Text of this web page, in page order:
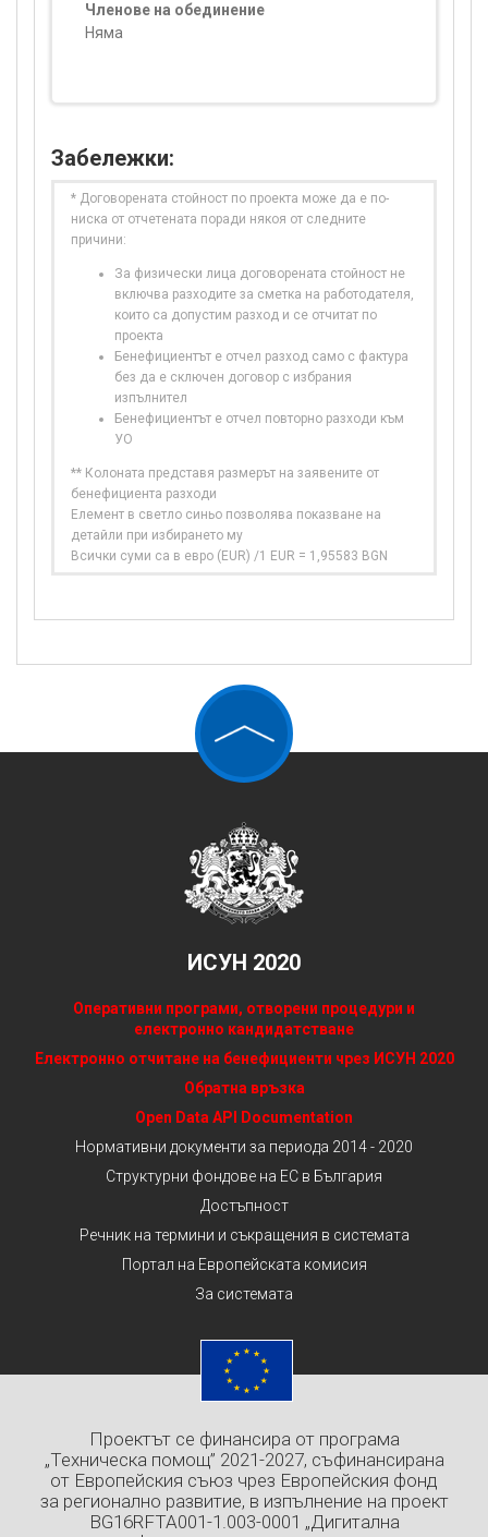
Членове на обединение
Няма
Забележки:
* Договорената стойност по проекта може да е по-
ниска от отчетената поради някоя от следните
причини:
За физически лица договорената стойност не
включва разходите за сметка на работодателя,
които са допустим разход и се отчитат по
проекта
Бенефициентът е отчел разход само с фактура
без да е сключен договор с избрания
изпълнител
Бенефициентът е отчел повторно разходи към
УО
** Колоната представя размерът на заявените от
бенефициента разходи
Елемент в светло синьо позволява показване на
детайли при избирането му
Всички суми са в евро (EUR) /1 EUR = 1,95583 BGN
ИСУН 2020
Оперативни програми, отворени процедури и
електронно кандидатстване
Електронно отчитане на бенефициенти чрез ИСУН 2020
Обратна връзка
Open Data API Documentation
Нормативни документи за периода 2014 - 2020
Структурни фондове на ЕС в България
Достъпност
Речник на термини и съкращения в системата
Портал на Европейската комисия
За системата
Проектът се финансира от програма
„Техническа помощ” 2021-2027, съфинансирана
от Европейския съюз чрез Европейския фонд
за регионално развитие, в изпълнение на проект
BG16RFTA001-1.003-0001 „Дигитална